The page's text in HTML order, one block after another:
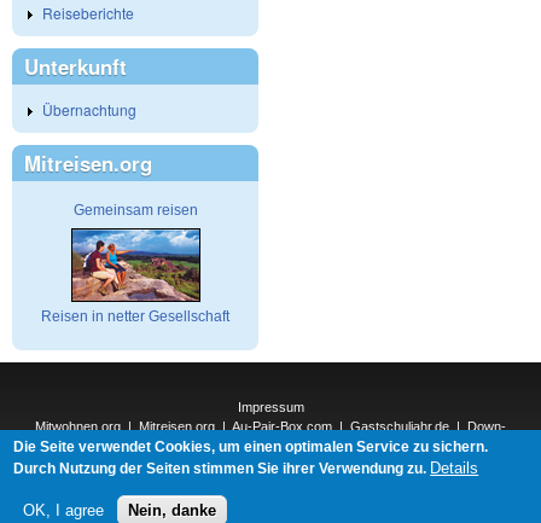
Reiseberichte
Unterkunft
Übernachtung
Mitreisen.org
Gemeinsam reisen
Reisen in netter Gesellschaft
Impressum
Mitwohnen.org
Mitreisen.org Au-Pair-Box.com Gastschuljahr.de
Down-
Under.org |Elderpair.com|
Interconnections-Verlag.de|Natur-und-Umwelt.org|ReiseTops.com|
Die Seite verwendet Cookies, um einen optimalen Service zu sichern.
Durch Nutzung der Seiten stimmen Sie ihrer Verwendung zu. Details
OK, I agree Nein, danke